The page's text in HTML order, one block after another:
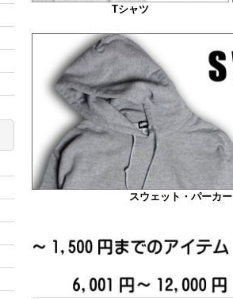
Tシャツ
スウェット・パーカー